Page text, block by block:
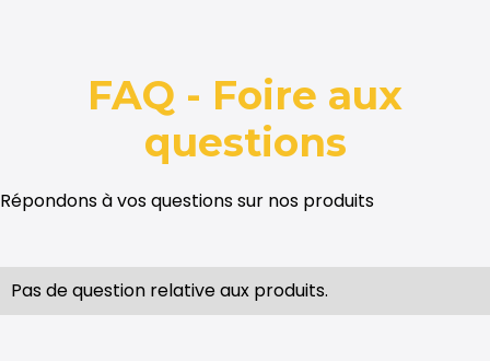
FAQ - Foire aux
questions
Répondons à vos questions sur nos produits
Pas de question relative aux produits.